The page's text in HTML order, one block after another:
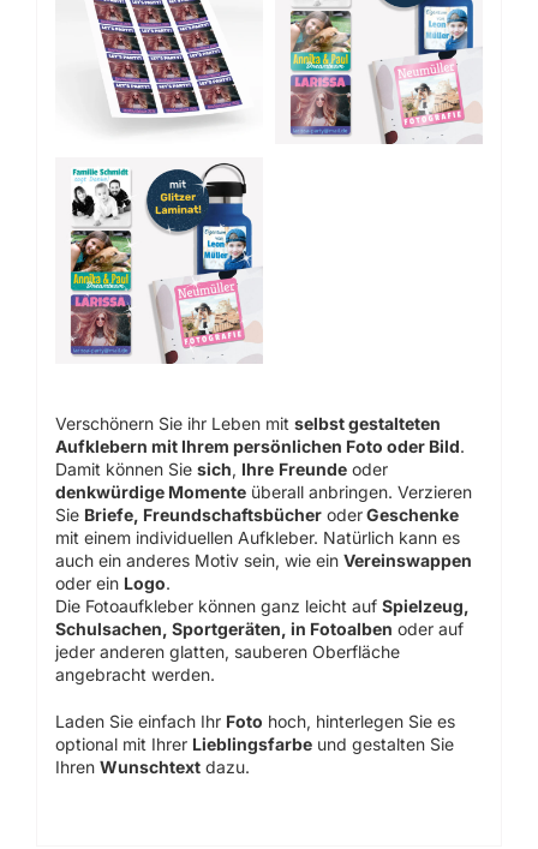
Verschönern Sie ihr Leben mitselbst gestalteten
Aufklebern mit Ihrem persönlichen Foto oder Bild.
Damit können Siesich, Ihre Freunde oder
denkwürdige Momente überall anbringen. Verzieren
Sie Briefe, Freundschaftsbücher oderGeschenke
mit einem individuellen Aufkleber. Natürlich kann es
auch ein anderes Motiv sein, wie einVereinswappen
oder ein Logo.
Die Fotoaufkleber können ganz leicht aufSpielzeug,
Schulsachen, Sportgeräten, in Fotoalben oder auf
jeder anderen glatten, sauberen Oberfläche
angebracht werden.
Laden Sie einfach Ihr Foto hoch, hinterlegen Sie es
optional mit Ihrer Lieblingsfarbe und gestalten Sie
IhrenWunschtext dazu.